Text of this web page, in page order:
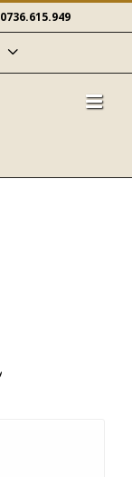
0736.615.949